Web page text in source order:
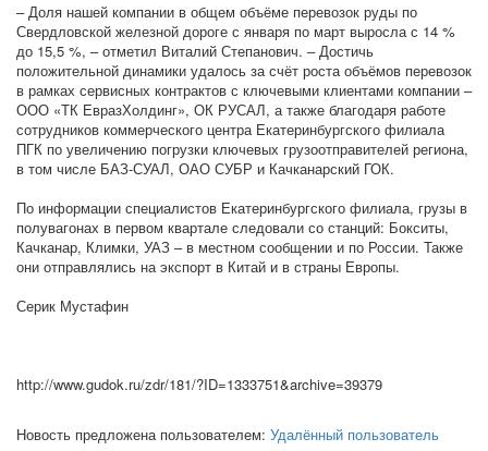
– Доля нашей компании в общем объёме перевозок руды по
Свердловской железной дороге с января по март выросла с 14 %
до 15,5 %, – отметил Виталий Степанович. – Достичь
положительной динамики удалось за счёт роста объёмов перевозок
в рамках сервисных контрактов с ключевыми клиентами компании –
ООО «ТК ЕвразХолдинг», ОК РУСАЛ, а также благодаря работе
сотрудников коммерческого центра Екатеринбургского филиала
ПГК по увеличению погрузки ключевых грузоотправителей региона,
в том числе БАЗ-СУАЛ, ОАО СУБР и Качканарский ГОК.
По информации специалистов Екатеринбургского филиала, грузы в
полувагонах в первом квартале следовали со станций: Бокситы,
Качканар, Климки, УАЗ – в местном сообщении и по России. Также
они отправлялись на экспорт в Китай и в страны Европы.
Серик Мустафин
http://www.gudok.ru/zdr/181/?ID=1333751&archive=39379
Новость предложена пользователем: Удалённый пользователь